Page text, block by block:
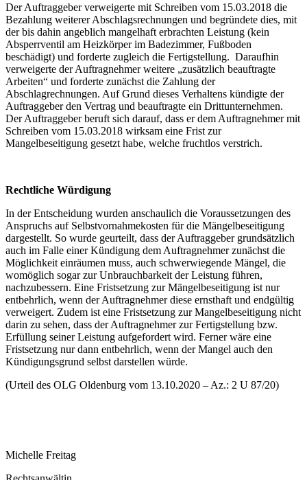
Der Auftraggeber verweigerte mit Schreiben vom 15.03.2018 die
Bezahlung weiterer Abschlagsrechnungen und begründete dies, mit
der bis dahin angeblich mangelhaft erbrachten Leistung (kein
Absperrventil am Heizkörper im Badezimmer, Fußboden
beschädigt) und forderte zugleich die Fertigstellung. Daraufhin
verweigerte der Auftragnehmer weitere „zusätzlich beauftragte
Arbeiten“ und forderte zunächst die Zahlung der
Abschlagrechnungen. Auf Grund dieses Verhaltens kündigte der
Auftraggeber den Vertrag und beauftragte ein Drittunternehmen.
Der Auftraggeber beruft sich darauf, dass er dem Auftragnehmer mit
Schreiben vom 15.03.2018 wirksam eine Frist zur
Mangelbeseitigung gesetzt habe, welche fruchtlos verstrich.
Rechtliche Würdigung
In der Entscheidung wurden anschaulich die Voraussetzungen des
Anspruchs auf Selbstvornahmekosten für die Mängelbeseitigung
dargestellt. So wurde geurteilt, dass der Auftraggeber grundsätzlich
auch im Falle einer Kündigung dem Auftragnehmer zunächst die
Möglichkeit einräumen muss, auch schwerwiegende Mängel, die
womöglich sogar zur Unbrauchbarkeit der Leistung führen,
nachzubessern. Eine Fristsetzung zur Mängelbeseitigung ist nur
entbehrlich, wenn der Auftragnehmer diese ernsthaft und endgültig
verweigert. Zudem ist eine Fristsetzung zur Mangelbeseitigung nicht
darin zu sehen, dass der Auftragnehmer zur Fertigstellung bzw.
Erfüllung seiner Leistung aufgefordert wird. Ferner wäre eine
Fristsetzung nur dann entbehrlich, wenn der Mangel auch den
Kündigungsgrund selbst darstellen würde.
(Urteil des OLG Oldenburg vom 13.10.2020 – Az.: 2 U 87/20)
Michelle Freitag